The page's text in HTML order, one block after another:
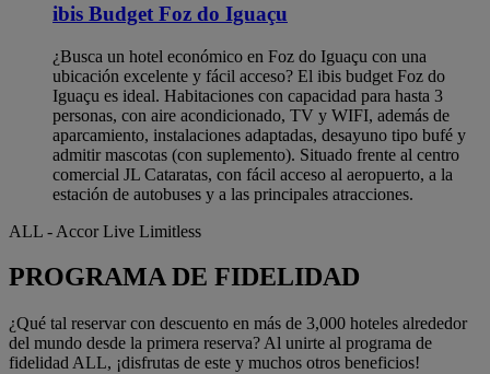
ibis Budget Foz do Iguaçu
¿Busca un hotel económico en Foz do Iguaçu con una
ubicación excelente y fácil acceso? El ibis budget Foz do
Iguaçu es ideal. Habitaciones con capacidad para hasta 3
personas, con aire acondicionado, TV y WIFI, además de
aparcamiento, instalaciones adaptadas, desayuno tipo bufé y
admitir mascotas (con suplemento). Situado frente al centro
comercial JL Cataratas, con fácil acceso al aeropuerto, a la
estación de autobuses y a las principales atracciones.
ALL - Accor Live Limitless
PROGRAMA DE FIDELIDAD
¿Qué tal reservar con descuento en más de 3,000 hoteles alrededor
del mundo desde la primera reserva? Al unirte al programa de
fidelidad ALL, ¡disfrutas de este y muchos otros beneficios!